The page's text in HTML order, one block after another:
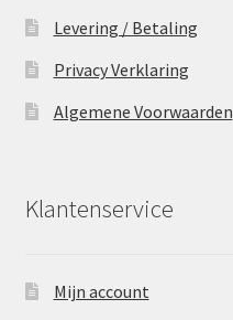
Levering / Betaling
Privacy Verklaring
Algemene Voorwaarden
Klantenservice
Mijn account